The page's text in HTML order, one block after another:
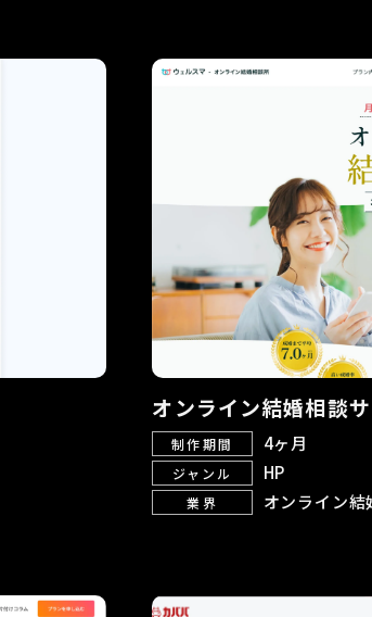
オンライン結婚相談
制作期間 4ヶ月
ジャンル HP
業界 オンライン結